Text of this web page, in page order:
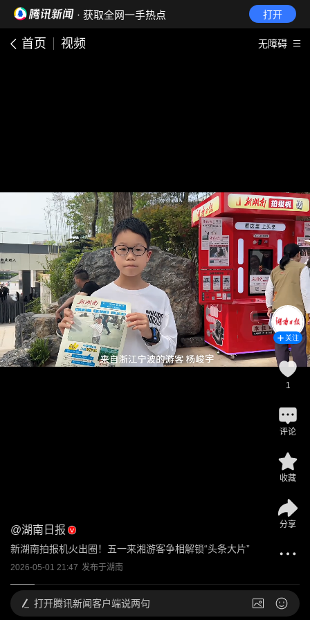
· 获取全网一手热点 打开
首页 视频 无障碍
@湖南日报
新湖南拍报机火出圈！五一来湘游客争相解锁“头条大片”
2026-05-01 21:47 发布于湖南
关注
1
评论
收藏
分享
打开腾讯新闻客户端说两句